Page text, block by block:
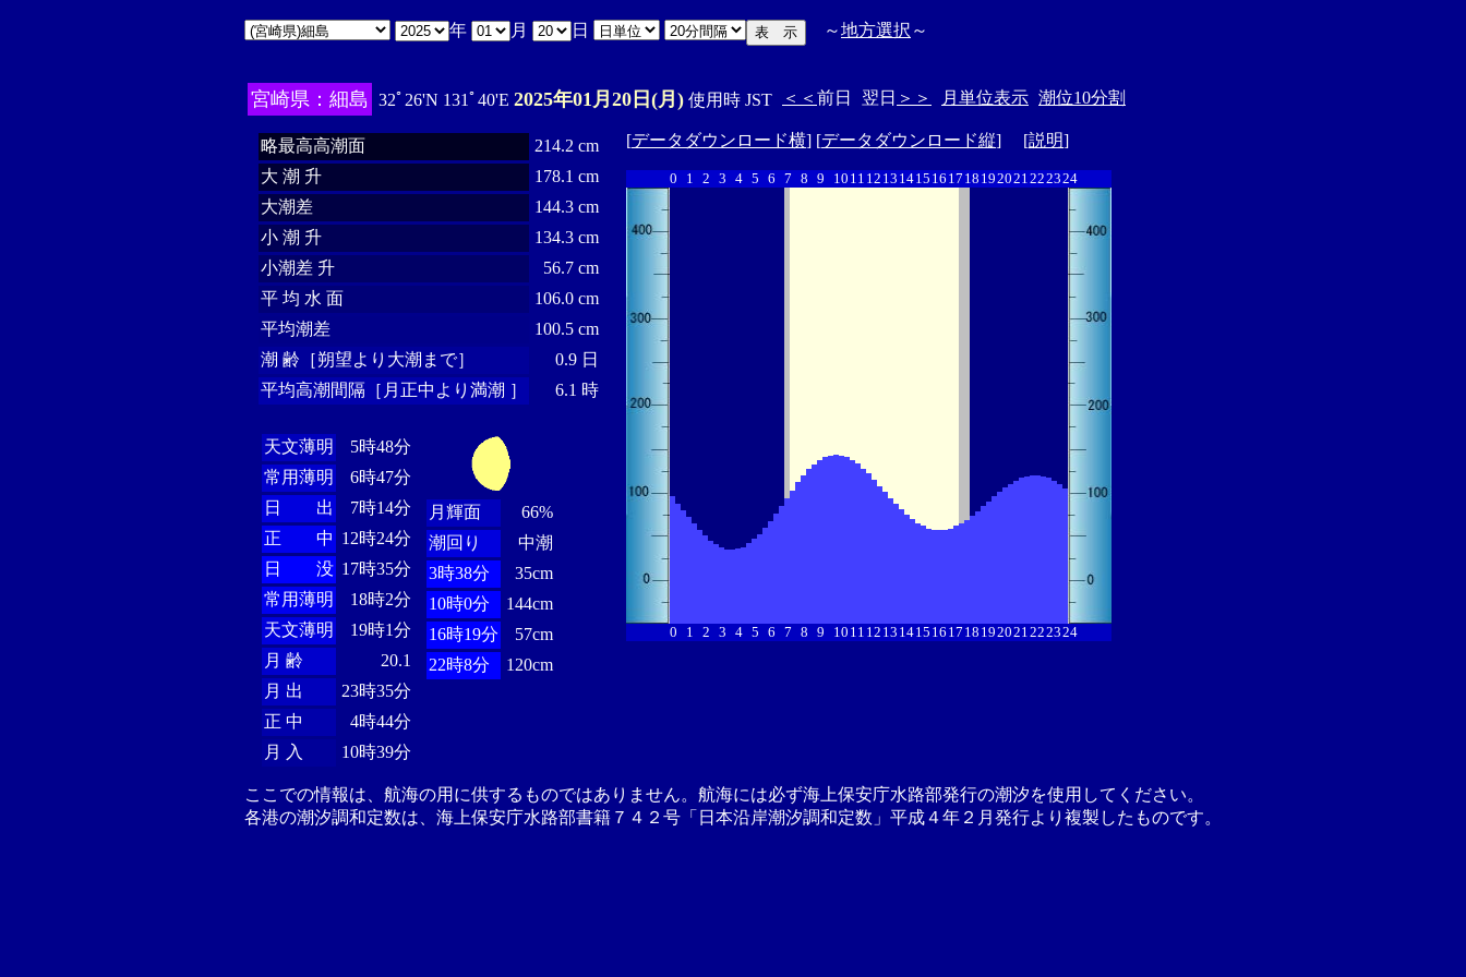
年 月 日 ～地方選択 ～
宮崎県：細島 32ﾟ26'N 131ﾟ40'E 2025年01月20日(月) 使用時 JST ＜＜ 前日 翌日 ＞＞ 月単位表示 潮位10分割
略最高高潮面
214.2 cm
大 潮 升
178.1 cm
大潮差
144.3 cm
小 潮 升
134.3 cm
小潮差 升
56.7 cm
平 均 水 面
106.0 cm
平均潮差
100.5 cm
潮 齢［朔望より大潮まで］
0.9 日
平均高潮間隔［月正中より満潮 ］
6.1 時
天文薄明
5時48分
常用薄明
6時47分
日 出
7時14分
正 中 12時24分
日 没 17時35分
常用薄明
18時2分
天文薄明
19時1分
月 齢
20.1
月 出
23時35分
正 中
4時44分
月 入
10時39分
月輝面
66%
潮回り
中潮
3時38分
35cm
10時0分
144cm
16時19分
57cm
22時8分
120cm
[データダウンロード横] [データダウンロード縦] [説明]
0 1 2 3 4 5 6 7 8 9 10 11 12 13 1415 16 17 18 192021222324
0 1 2 3 4 5 6 7 8 9 10 11 12 13 1415 16 17 18 192021222324
ここでの情報は、航海の用に供するものではありません。航海には必ず海上保安庁水路部発行の潮汐を使用してください。
各港の潮汐調和定数は、海上保安庁水路部書籍７４２号「日本沿岸潮汐調和定数」平成４年２月発行より複製したものです。